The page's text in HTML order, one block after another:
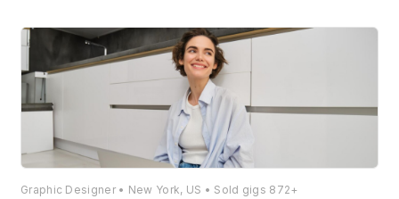
connect with clients who appreciated her unique
style and vision. Within her first month on
Giglancer, Sophia secured 5 gigs, each paying
around $200.
Graphic Designer • New York, US • Sold gigs 872+